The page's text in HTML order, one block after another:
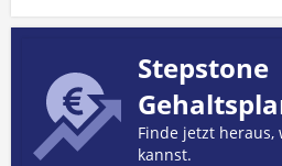
Stepstone
Finde jetzt
kannst.